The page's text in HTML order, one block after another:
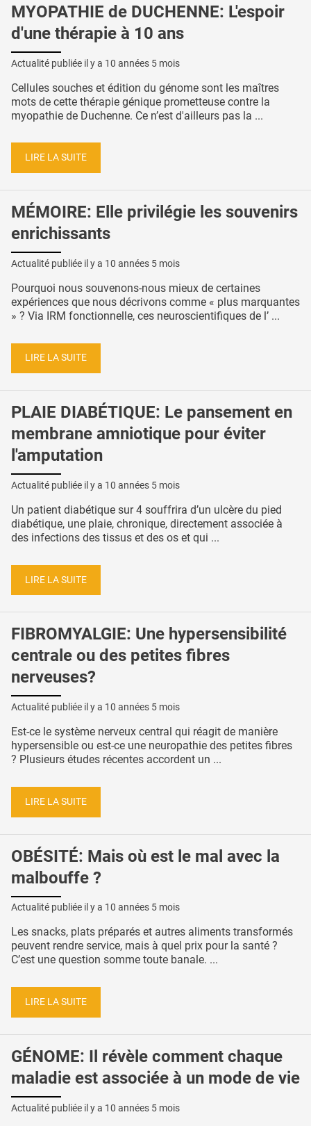
MYOPATHIE de DUCHENNE: L'espoir
d'une thérapie à 10 ans
Actualité publiée il y a 10 années 5 mois
Cellules souches et édition du génome sont les maîtres
mots de cette thérapie génique prometteuse contre la
myopathie de Duchenne. Ce n’est d'ailleurs pas la ...
LIRE LA SUITE
MÉMOIRE: Elle privilégie les souvenirs
enrichissants
Actualité publiée il y a 10 années 5 mois
Pourquoi nous souvenons-nous mieux de certaines
expériences que nous décrivons comme « plus marquantes
» ? Via IRM fonctionnelle, ces neuroscientifiques de l’ ...
LIRE LA SUITE
PLAIE DIABÉTIQUE: Le pansement en
membrane amniotique pour éviter
l'amputation
Actualité publiée il y a 10 années 5 mois
Un patient diabétique sur 4 souffrira d’un ulcère du pied
diabétique, une plaie, chronique, directement associée à
des infections des tissus et des os et qui ...
LIRE LA SUITE
FIBROMYALGIE: Une hypersensibilité
centrale ou des petites fibres
nerveuses?
Actualité publiée il y a 10 années 5 mois
Est-ce le système nerveux central qui réagit de manière
hypersensible ou est-ce une neuropathie des petites fibres
? Plusieurs études récentes accordent un ...
LIRE LA SUITE
OBÉSITÉ: Mais où est le mal avec la
malbouffe ?
Actualité publiée il y a 10 années 5 mois
Les snacks, plats préparés et autres aliments transformés
peuvent rendre service, mais à quel prix pour la santé ?
C’est une question somme toute banale. ...
LIRE LA SUITE
GÉNOME: Il révèle comment chaque
maladie est associée à un mode de vie
Actualité publiée il y a 10 années 5 mois